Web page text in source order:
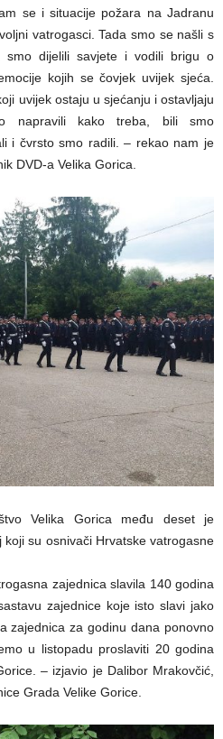
se i situacije požara na Jadranu
vatrogasci. Tada smo se našli s
smo dijelili savjete i vodili brigu o
kojih se čovjek uvijek sjeća.
uvijek ostaju u sjećanju i ostavljaju
napravili kako treba, bili smo
i čvrsto smo radili. – rekao nam je
DVD-a Velika Gorica.
Velika Gorica među deset je
su osnivači Hrvatske vatrogasne
zajednica slavila 140 godina
zajednice koje isto slavi jako
zajednica za godinu dana ponovno
u listopadu proslaviti 20 godina
– izjavio je Dalibor Mrakovčić,
Grada Velike Gorice.